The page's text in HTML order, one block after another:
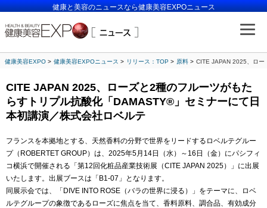
健康と美容のニュースなら健康美容EXPOニュース
健康美容EXPO 健康美容EXPOニュース リリース：TOP 原料 CITE JAPAN 2025、ロー
CITE JAPAN 2025、ローズと2種のフルーツがもた
らすトリプル抗酸化「DAMASTY®」セミナーにて日
本初講演／株式会社ロベルテ
フランスを本拠地とする、天然香料の分野で世界をリードするロベルテグルー
プ（ROBERTET GROUP）は、2025年5月14日（水）～16日（金）にパシフィ
コ横浜で開催される「第12回化粧品産業技術展（CITE JAPAN 2025）」に出展
いたします。出展ブースは「B1-07」となります。
同展示会では、「DIVE INTO ROSE（バラの世界に浸る）」をテーマに、ロベ
ルテグループの象徴であるローズに焦点を当て、香料原料、調合品、有効成分